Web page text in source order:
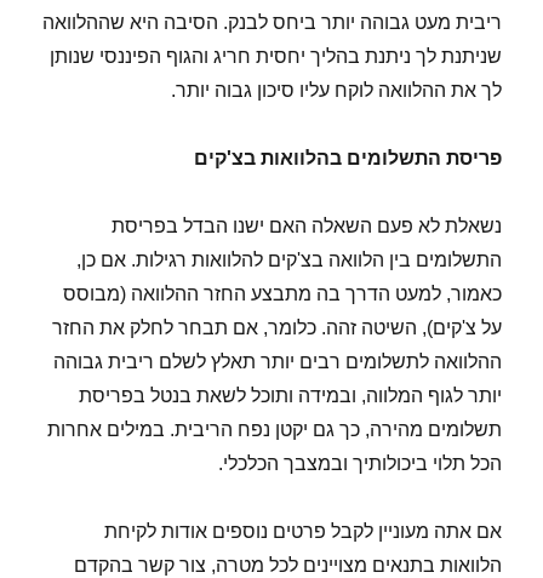
ריבית מעט גבוהה יותר ביחס לבנק. הסיבה היא שההלוואה
שניתנת לך ניתנת בהליך יחסית חריג והגוף הפיננסי שנותן
לך את ההלוואה לוקח עליו סיכון גבוה יותר.
פריסת התשלומים בהלוואות בצ'קים
נשאלת לא פעם השאלה האם ישנו הבדל בפריסת
התשלומים בין הלוואה בצ'קים להלוואות רגילות. אם כן,
כאמור, למעט הדרך בה מתבצע החזר ההלוואה (מבוסס
על צ'קים), השיטה זהה. כלומר, אם תבחר לחלק את החזר
ההלוואה לתשלומים רבים יותר תאלץ לשלם ריבית גבוהה
יותר לגוף המלווה, ובמידה ותוכל לשאת בנטל בפריסת
תשלומים מהירה, כך גם יקטן נפח הריבית. במילים אחרות
הכל תלוי ביכולותיך ובמצבך הכלכלי.
אם אתה מעוניין לקבל פרטים נוספים אודות לקיחת
הלוואות בתנאים מצויינים לכל מטרה, צור קשר בהקדם